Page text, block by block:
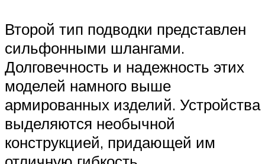
Второй тип подводки представлен
сильфонными шлангами.
Долговечность и надежность этих
моделей намного выше
армированных изделий. Устройства
выделяются необычной
конструкцией, придающей им